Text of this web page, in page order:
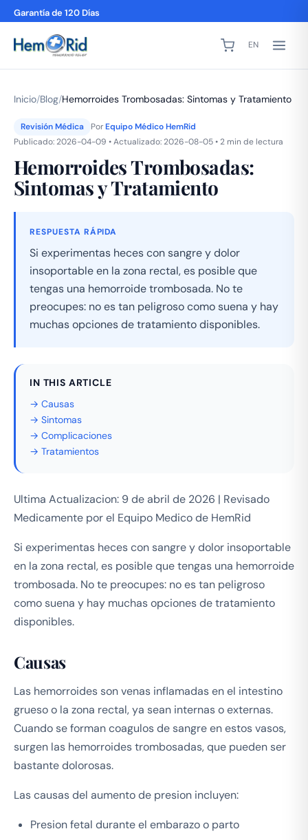
Garantía de 120 Días
EN
Inicio/Blog/Hemorroides Trombosadas: Sintomas y Tratamiento
Revisión Médica PorEquipo Médico HemRid
Publicado: 2026-04-09 • Actualizado: 2026-08-05 • 2 min de lectura
Hemorroides Trombosadas:
Sintomas y Tratamiento
RESPUESTA RÁPIDA
Si experimentas heces con sangre y dolor
insoportable en la zona rectal, es posible que
tengas una hemorroide trombosada. No te
preocupes: no es tan peligroso como suena y hay
muchas opciones de tratamiento disponibles.
IN THIS ARTICLE
→ Causas
→ Sintomas
→ Complicaciones
→ Tratamientos
Ultima Actualizacion: 9 de abril de 2026 | Revisado
Medicamente por el Equipo Medico de HemRid
Si experimentas heces con sangre y dolor insoportable
en la zona rectal, es posible que tengas una hemorroide
trombosada. No te preocupes: no es tan peligroso
como suena y hay muchas opciones de tratamiento
disponibles.
Causas
Las hemorroides son venas inflamadas en el intestino
grueso o la zona rectal, ya sean internas o externas.
Cuando se forman coagulos de sangre en estos vasos,
surgen las hemorroides trombosadas, que pueden ser
bastante dolorosas.
Las causas del aumento de presion incluyen:
Presion fetal durante el embarazo o parto